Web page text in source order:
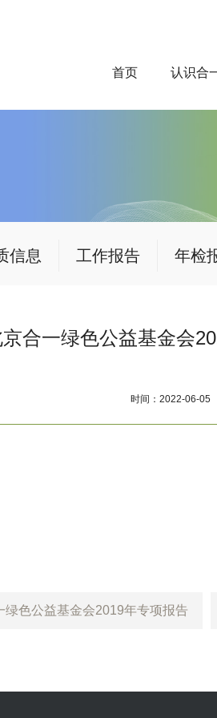
首页 认识合
信息 工作报告 年检
合一绿色公益基金会
时间：2022-06-
绿色公益基金会2019年专项报告